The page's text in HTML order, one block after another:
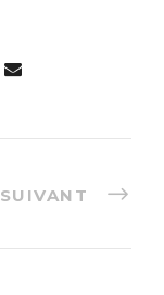
SUIVANT